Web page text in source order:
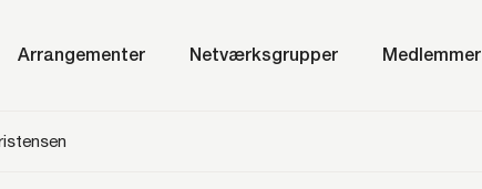
Arrangementer Netværksgrupper Medlemmer